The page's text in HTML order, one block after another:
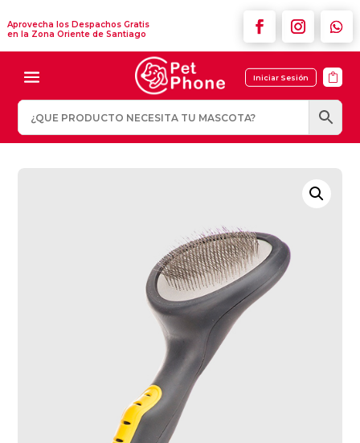
Aprovecha los Despachos Gratis
en la Zona Oriente de Santiago
Iniciar Sesión 